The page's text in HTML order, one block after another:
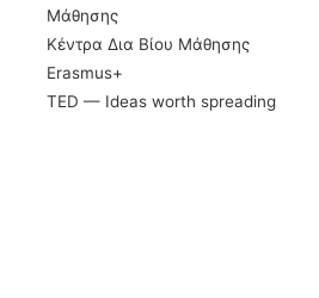
Μάθησης
Κέντρα Δια Βίου Μάθησης
Erasmus+
TED — Ideas worth spreading